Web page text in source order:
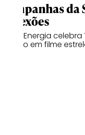
Campanhas
conexões
Copa Energia
o afeto em filme